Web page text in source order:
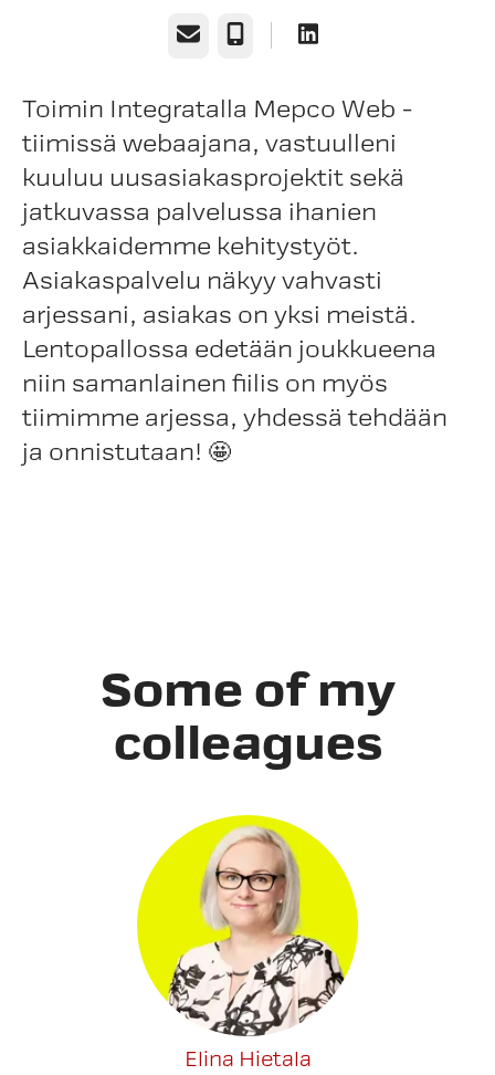
Email Phone
Toimin Integratalla Mepco Web -
tiimissä webaajana, vastuulleni
kuuluu uusasiakasprojektit sekä
jatkuvassa palvelussa ihanien
asiakkaidemme kehitystyöt.
Asiakaspalvelu näkyy vahvasti
arjessani, asiakas on yksi meistä.
Lentopallossa edetään joukkueena
niin samanlainen fiilis on myös
tiimimme arjessa, yhdessä tehdään
ja onnistutaan! 🤩
Some of my
colleagues
Elina Hietala